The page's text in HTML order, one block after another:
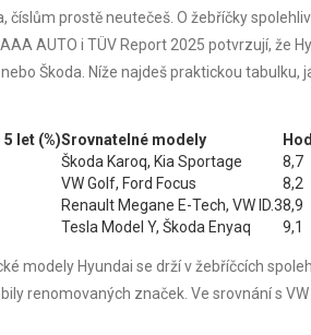
číslům prostě neutečeš. O žebříčky
AUTO i TÜV Report 2025 potvrzují, že
Škoda. Níže najdeš praktickou tabulku,
let (%)Srovnatelné modely
Škoda Karoq, Kia Sportage
8,7
VW Golf, Ford Focus
8,2
Renault Megane E-Tech, VW ID.38,9
Tesla Model Y, Škoda Enyaq 9,1
modely Hyundai se drží v žebříčcích
renomovaných značek. Ve srovnání s